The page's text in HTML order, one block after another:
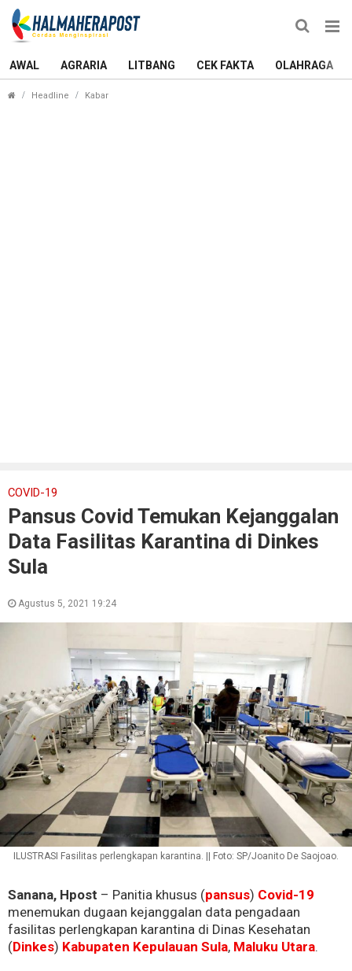
AWAL AGRARIA LITBANG CEK FAKTA OLAHRAGA
Headline Kabar
COVID-19
Pansus Covid Temukan Kejanggalan
Data Fasilitas Karantina di Dinkes
Sula
Agustus 5, 2021 19:24
ILUSTRASI Fasilitas perlengkapan karantina. || Foto: SP/Joanito De Saojoao.
Sanana, Hpost – Panitia khusus (pansus) Covid-19
menemukan dugaan kejanggalan data pengadaan
fasilitas perlengkapan karantina di Dinas Kesehatan
(Dinkes) Kabupaten Kepulauan Sula, Maluku Utara.